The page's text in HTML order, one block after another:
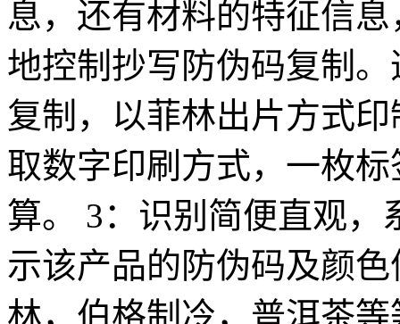
息，还有材料的特征信
地控制抄写防伪码复制
复制，以菲林出片方式
取数字印刷方式，一枚
算。 3：识别简便直观
示该产品的防伪码及颜
林，伯格制冷，普洱茶